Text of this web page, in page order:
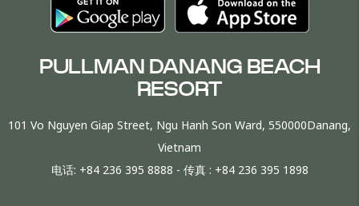
PULLMAN DANANG BEACH
RESORT
101 Vo Nguyen Giap Street, Ngu Hanh Son Ward, 550000Danang,
Vietnam
电话: +84 236 395 8888 - 传真 : +84 236 395 1898